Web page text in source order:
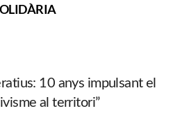
10 anys impulsant el
al territori”